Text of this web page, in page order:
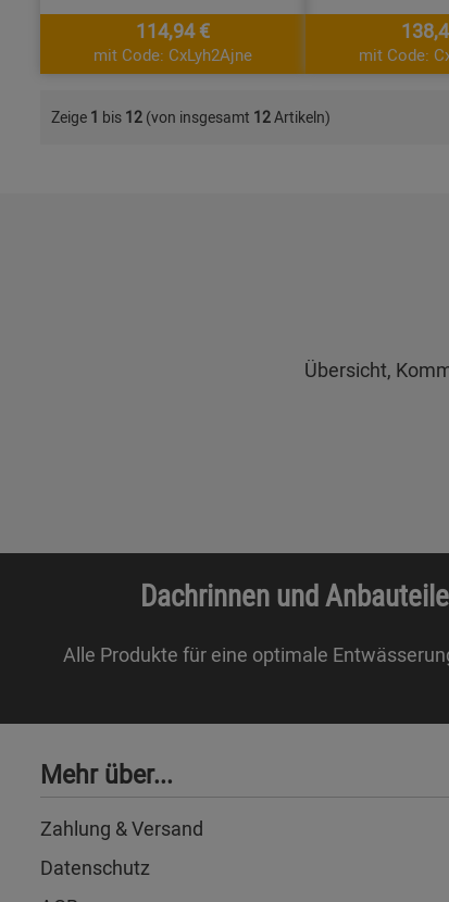
114,94 €
mit Code: CxLyh2Ajne mit Code:
Zeige 1 bis 12 (von insgesamt 12Artikeln)
Übersicht,
Dachrinnen und
Alle Produkte für eine optimale
Mehr über...
Zahlung & Versand
Datenschutz